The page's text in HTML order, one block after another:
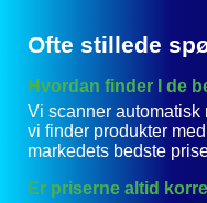
Ofte stillede
Hvordan finder I de
Vi scanner automatisk
vi finder produkter
markedets bedste
Er priserne altid